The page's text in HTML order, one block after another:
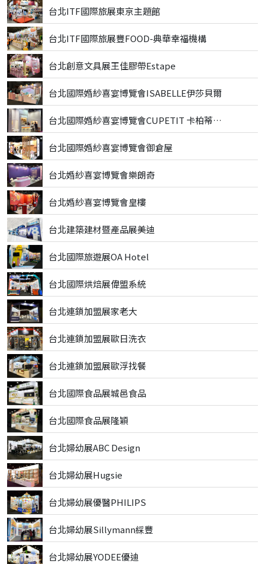
台北ITF國際旅展東京主題館
台北ITF國際旅展豐FOOD-典華幸福機構
台北創意文具展王佳膠帶Estape
台北國際婚紗喜宴博覽會ISABELLE伊莎貝爾
台北國際婚紗喜宴博覽會CUPETIT 卡柏蒂精品甜點
台北國際婚紗喜宴博覽會御倉屋
台北婚紗喜宴博覽會樂朗奇
台北婚紗喜宴博覽會皇樓
台北建築建材暨產品展美迪
台北國際旅遊展OA Hotel
台北國際烘焙展偉盟系統
台北連鎖加盟展家老大
台北連鎖加盟展歐日洗衣
台北連鎖加盟展歐浮找餐
台北國際食品展城邑食品
台北國際食品展隆穎
台北婦幼展ABC Design
台北婦幼展Hugsie
台北婦幼展優醫PHILIPS
台北婦幼展Sillymann綵豐
台北婦幼展YODEE優迪